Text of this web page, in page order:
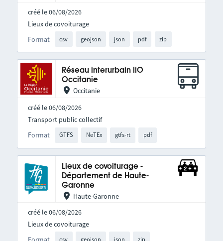
créé le 06/08/2026
Format csv geojson json pdf zip
Lieux de covoiturage
Réseau interurbain liO
Occitanie
Occitanie
créé le 06/08/2026
Format GTFS NeTEx gtfs-rt pdf
Transport public collectif
Lieux de covoiturage -
Département de Haute-
Garonne
Haute-Garonne
créé le 06/08/2026
csv geojson json zip
Lieux de covoiturage